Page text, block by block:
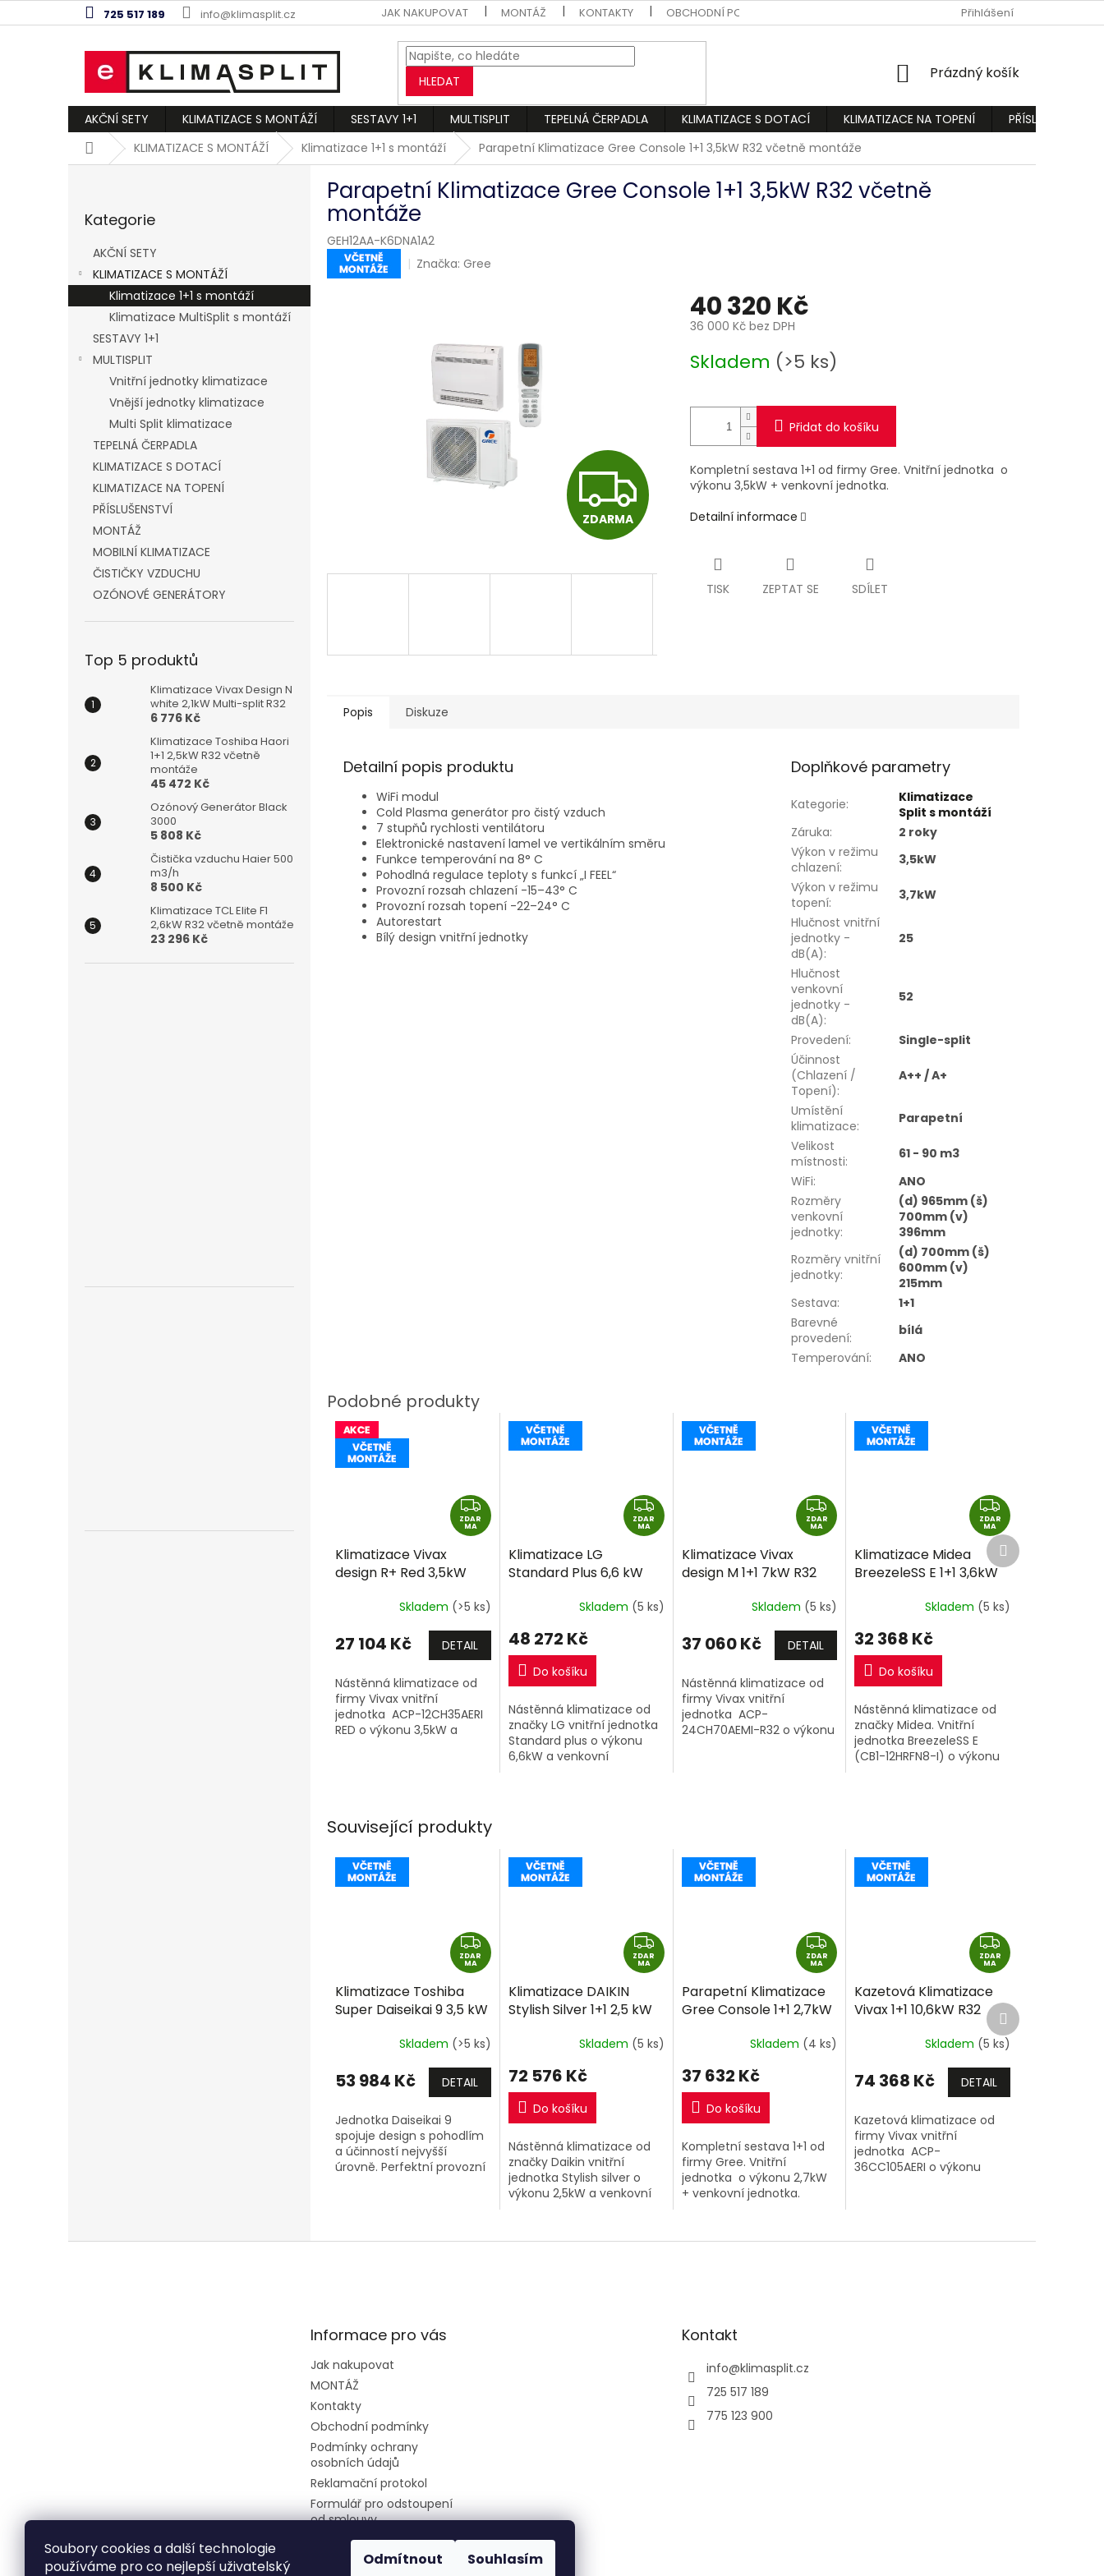
Soubory cookies a další technologie
používáme pro co nejlepší uživatelský
Odmítnout Souhlasím
na
725 517 189 info@klimasplit.cz JAK NAKUPOVAT MONTÁŽ KONTAKTY OBCHODNÍ PODMÍNKY PODMÍNKY OCHRANY OSOBNÍCH ÚDAJŮ
Přihlášení
HLEDAT
NÁKUPNÍ
Prázdný košík
AKČNÍ SETY KLIMATIZACE S MONTÁŽÍ SESTAVY 1+1 MULTISPLIT TEPELNÁ ČERPADLA KLIMATIZACE S DOTACÍ KLIMATIZACE NA TOPENÍ
PŘÍSLUŠENSTVÍ
DomůKLIMATIZACE S MONTÁŽÍ Klimatizace 1+1 s montáží Parapetní Klimatizace Gree Console 1+1 3,5kW R32 včetně montáže
n
kategorie
Kategorie
AKČNÍ SETY
KLIMATIZACE S MONTÁŽÍ
Klimatizace 1+1 s montáží
Klimatizace MultiSplit s montáží
SESTAVY 1+1
MULTISPLIT
Vnitřní jednotky klimatizace
Vnější jednotky klimatizace
Multi Split klimatizace
TEPELNÁ ČERPADLA
KLIMATIZACE S DOTACÍ
KLIMATIZACE NA TOPENÍ
PŘÍSLUŠENSTVÍ
MONTÁŽ
MOBILNÍ KLIMATIZACE
ČISTIČKY VZDUCHU
OZÓNOVÉ GENERÁTORY
Top 5 produktů
Klimatizace Vivax Design N
white 2,1kW Multi-split R32
6 776 Kč
Klimatizace Toshiba Haori
1+1 2,5kW R32 včetně
montáže
45 472 Kč
Ozónový Generátor Black
3000
5 808 Kč
Čistička vzduchu Haier 500
m3/h
8 500 Kč
Klimatizace TCL Elite F1
2,6kW R32 včetně montáže
23 296 Kč
Parapetní Klimatizace Gree Console 1+1 3,5kW R32 včetně
montáže
GEH12AA-K6DNA1A2
Značka:Gree
Z
D
R
ZDARMA
40 320 Kč
36 000 Kč bez DPH
cena:
Skladem (>5 ks)
Přidat do košíku
Kompletní sestava 1+1 od firmy Gree. Vnitřní jednotka o
výkonu 3,5kW + venkovní jednotka.
Detailní informace
TISK ZEPTAT SE SDÍLET
Související produkty
Z
D
R
M
A
ZDAR
MA
Klimatizace Toshiba
Super Daiseikai 9 3,5 kW
Skladem (>5 ks)
53 984 Kč DETAIL
Jednotka Daiseikai 9
spojuje design s pohodlím
a účinností nejvyšší
úrovně. Perfektní provozní
Z
D
A
ZDAR
MA
Klimatizace DAIKIN
Stylish Silver 1+1 2,5 kW
Skladem (5 ks)
72 576 Kč
Do košíku
Nástěnná klimatizace od
značky Daikin vnitřní
jednotka Stylish silver o
výkonu 2,5kW a venkovní
Z
D
R
M
A
ZDAR
MA
Parapetní Klimatizace
Gree Console 1+1 2,7kW
Skladem (4 ks)
37 632 Kč
Do košíku
Kompletní sestava 1+1 od
firmy Gree. Vnitřní
jednotka o výkonu 2,7kW
+ venkovní jednotka.
Z
D
R
M
A
ZDAR
MA
Kazetová Klimatizace
Vivax 1+1 10,6kW R32
Skladem (5 ks)
74 368 Kč DETAIL
Kazetová klimatizace od
firmy Vivax vnitřní
jednotka ACP-
36CC105AERI o výkonu
Další
produkt
Popis Diskuze
Detailní popis produktu
WiFi modul
Cold Plasma generátor pro čistý vzduch
7 stupňů rychlosti ventilátoru
Elektronické nastavení lamel ve vertikálním směru
Funkce temperování na 8° C
Pohodlná regulace teploty s funkcí „I FEEL“
Provozní rozsah chlazení -15–43° C
Provozní rozsah topení -22–24° C
Autorestart
Bílý design vnitřní jednotky
Doplňkové parametry
Kategorie:
Klimatizace
Split s montáží
Záruka:
2 roky
Výkon v režimu
chlazení:
3,5kW
Výkon v režimu
topení:
3,7kW
Hlučnost vnitřní
jednotky -
dB(A):
25
Hlučnost
venkovní
jednotky -
dB(A):
52
Provedení:
Single-split
Účinnost
(Chlazení /
Topení):
A++ / A+
Umístění
klimatizace:
Parapetní
Velikost
místnosti:
61 - 90 m3
WiFi:
ANO
Rozměry
venkovní
jednotky:
(d) 965mm (š)
700mm (v)
396mm
Rozměry vnitřní
jednotky:
(d) 700mm (š)
600mm (v)
215mm
Sestava:
1+1
Barevné
provedení:
bílá
Temperování: ANO
Z
D
A
ZDAR
MA
Klimatizace Vivax
design R+ Red 3,5kW
+dárek zdarma
Skladem (>5 ks)
27 104 Kč DETAIL
Nástěnná klimatizace od
firmy Vivax vnitřní
jednotka ACP-12CH35AERI
RED o výkonu 3,5kW a
Z
D
A
ZDAR
MA
Klimatizace LG
Standard Plus 6,6 kW
Skladem (5 ks)
48 272 Kč
Do košíku
Nástěnná klimatizace od
značky LG vnitřní jednotka
Standard plus o výkonu
6,6kW a venkovní
Z
D
A
ZDAR
MA
Klimatizace Vivax
design M 1+1 7kW R32
Skladem (5 ks)
37 060 Kč DETAIL
Nástěnná klimatizace od
firmy Vivax vnitřní
jednotka ACP-
24CH70AEMI-R32 o výkonu
Z
D
A
R
A
ZDAR
MA
Klimatizace Midea
BreezeleSS E 1+1 3,6kW
Skladem (5 ks)
32 368 Kč
Do košíku
Nástěnná klimatizace od
značky Midea. Vnitřní
jednotka BreezeleSS E
(CB1-12HRFN8-I) o výkonu
Další
produkt
Informace pro vás
Jak nakupovat
MONTÁŽ
Kontakty
Obchodní podmínky
Podmínky ochrany
osobních údajů
Reklamační protokol
Formulář pro odstoupení
od smlouvy
Kontakt
info@klimasplit.cz
725 517 189
775 123 900